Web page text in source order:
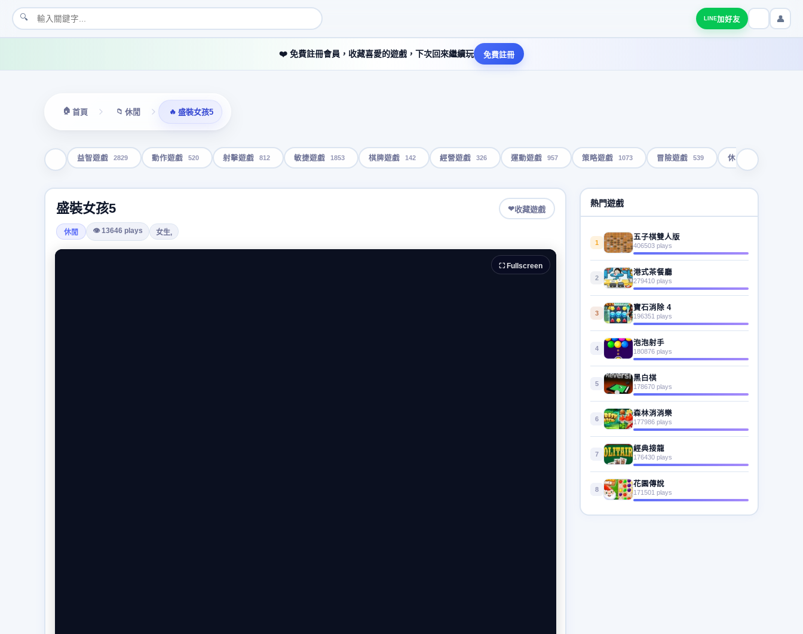
🔍 LINE加好友 👤
❤️ 免費註冊會員，收藏喜愛的遊戲，下次回來繼續玩 免費註冊
🏠 首頁 📁 休閒 🔥 盛裝女孩5
益智遊戲 2829 動作遊戲 520 射擊遊戲 812 敏捷遊戲 1853 棋牌遊戲 142 經營遊戲 326 運動遊戲 957 策略遊戲 1073 冒險遊戲 539 休閒遊戲
盛裝女孩5 ❤收藏遊戲
休閒 👁 13646 plays 女生,
⛶ Fullscreen
熱門遊戲
1
五子棋雙人版
406503 plays
2
港式茶餐廳
279410 plays
3
寶石消除 4
196351 plays
4
泡泡射手
180876 plays
5
黑白棋
178670 plays
6
森林消消樂
177986 plays
7
經典接龍
176430 plays
8
花園傳說
171501 plays